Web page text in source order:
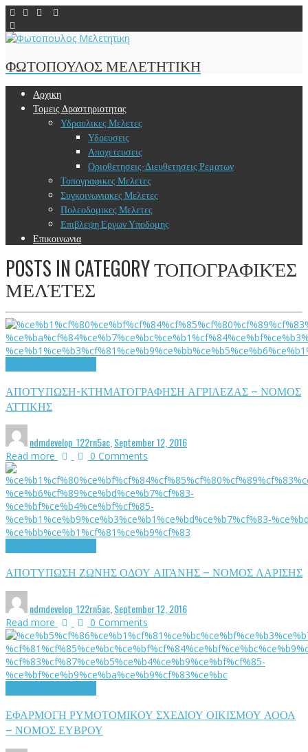
ΦΩΤΟΠΟΥΛΟΣ ΜΕΛΕΤΗΤΙΚΗ
Αρχικη
Τομεις Δραστηριοτητας
Υδραυλικες Μελετες
Υδρευσεις
Αποχετευσεις
Οριοθετησεις-Διευθετησεις Ρεματων
Τοπογραφικες Μελετες
Συγκοινωνιακες Μελετες
Πολεοδομικες Μελετες
Επιβλεψη Εργων Υποδομης
Επικοινωνια
POSTS IN CATEGORYΤΟΠΟΓΡΑΦΙΚΈΣ
ΜΕΛΈΤΕΣ
ΑΠΟΤΥΠΩΣΗ-ΚΤΗΜΑΤΟΓΡΑΦΗΣΗ ΑΓΡΙΛΕΖΑΣ – ΝΟΜΟΣ
ΑΤΤΙΚΗΣ
ndmdevelop_122rn5ac September 12, 2016
Read more 0 Comments
ΑΠΟΤΥΠΩΣΗ ΖΩΝΗΣ ΟΔΟΥ ΑΙΓΑΝΗΣ – ΝΟΜΟΣ ΛΑΡΙΣΗΣ
ndmdevelop_122rn5ac September 12, 2016
Read more 0 Comments
ΕΦΑΡΜΟΓΗ ΡΥΜΟΤΟΜΙΚΟΥ ΣΧΕΔΙΟΥ ΟΙΚΙΣΜΟΥ ΑΟΟΑ
– ΝΟΜΟΣ ΕΥΒΡΟΥ